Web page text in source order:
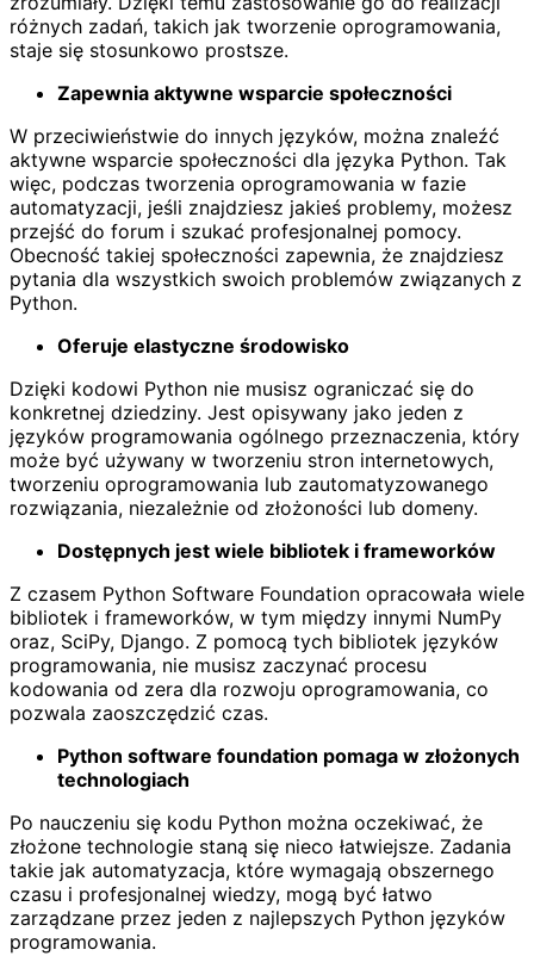
różnych zadań, takich jak tworzenie oprogramowania,
staje się stosunkowo prostsze.
Zapewnia aktywne wsparcie społeczności
W przeciwieństwie do innych języków, można znaleźć
aktywne wsparcie społeczności dla języka Python. Tak
więc, podczas tworzenia oprogramowania w fazie
automatyzacji, jeśli znajdziesz jakieś problemy, możesz
przejść do forum i szukać profesjonalnej pomocy.
Obecność takiej społeczności zapewnia, że znajdziesz
pytania dla wszystkich swoich problemów związanych z
Python.
Oferuje elastyczne środowisko
Dzięki kodowi Python nie musisz ograniczać się do
konkretnej dziedziny. Jest opisywany jako jeden z
języków programowania ogólnego przeznaczenia, który
może być używany w tworzeniu stron internetowych,
tworzeniu oprogramowania lub zautomatyzowanego
rozwiązania, niezależnie od złożoności lub domeny.
Dostępnych jest wiele bibliotek i frameworków
Z czasem Python Software Foundation opracowała wiele
bibliotek i frameworków, w tym między innymi NumPy
oraz, SciPy, Django. Z pomocą tych bibliotek języków
programowania, nie musisz zaczynać procesu
kodowania od zera dla rozwoju oprogramowania, co
pozwala zaoszczędzić czas.
Python software foundation pomaga w złożonych
technologiach
Po nauczeniu się kodu Python można oczekiwać, że
złożone technologie staną się nieco łatwiejsze. Zadania
takie jak automatyzacja, które wymagają obszernego
czasu i profesjonalnej wiedzy, mogą być łatwo
zarządzane przez jeden z najlepszych Python języków
programowania.